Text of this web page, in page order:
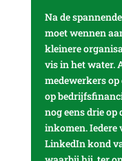
Na de
moet wennen
kleinere
vis in het water.
medewerkers
op
nog eens drie op
inkomen. Iedere
LinkedIn kond